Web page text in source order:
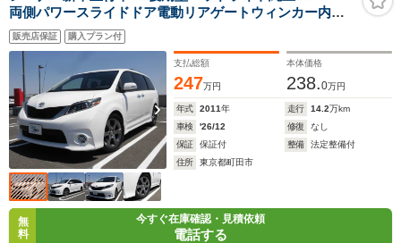
両側パワースライドドア電動リアゲートウィンカー内蔵
サイドミラーALPINE8インチナビ後席フリップダウンモ
ニターETCサイド・バックカメラ
販売店保証 購入プラン付
支払総額
247万円
本体価格
238.0万円
年式 2011年 走行 14.2万km
車検
'26/12 修復
なし
保証
保証付 整備
法定整備付
住所
東京都町田市
無
料
今すぐ在庫確認・見積依頼
電話する